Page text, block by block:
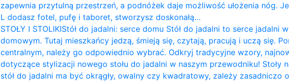
zapewnia przytulną przestrzeń, a podnóżek daje możliwość ułożenia nóg.
L dodasz fotel, pufę i taboret, stworzysz doskonałą…
STOŁY I STOLIKIStół do jadalni: serce domu Stół do jadalni to serce jadalni
domowym. Tutaj mieszkańcy jedzą, śmieją się, czytają, pracują i uczą się.
centralnym, należy go odpowiednio wybrać. Odkryj tradycyjne wzory,
dotyczące stylizacji nowego stołu do jadalni w naszym przewodniku! Stoły
stół do jadalni ma być okrągły, owalny czy kwadratowy, zależy zasadniczo